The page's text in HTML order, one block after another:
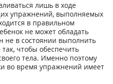
лишь в ходе
упражнений, выполняемых
в правильном
не может обладать
не в состоянии выполнить
чтобы обеспечить
тела. Именно поэтому
во время упражнений имеет